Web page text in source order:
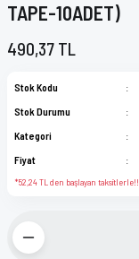
TAPE-10ADET)
490,37 TL
Stok Kodu
Stok Durumu
Kategori
Fiyat
*52,24 TL den başlayan taksitlerle!!